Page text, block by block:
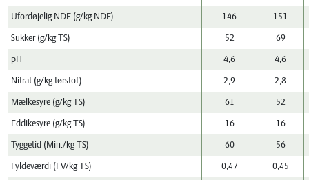
Ufordøjelig NDF (g/kg NDF) 146 151
Sukker (g/kg TS) 52 69
pH 4,6 4,6
Nitrat (g/kg tørstof) 2,9 2,8
Mælkesyre (g/kg TS) 61 52
Eddikesyre (g/kg TS) 16 16
Tyggetid (Min./kg TS) 60 56
Fyldeværdi (FV/kg TS) 0,47 0,45